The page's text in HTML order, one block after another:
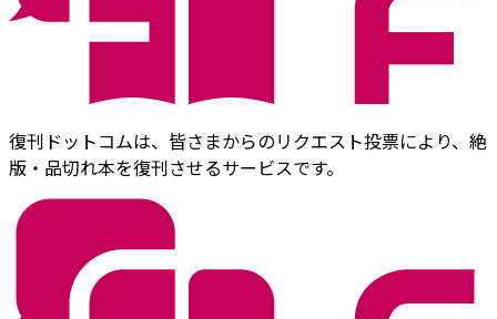
復刊ドットコムは、皆さまからのリクエスト投票により、絶
版・品切れ本を復刊させるサービスです。